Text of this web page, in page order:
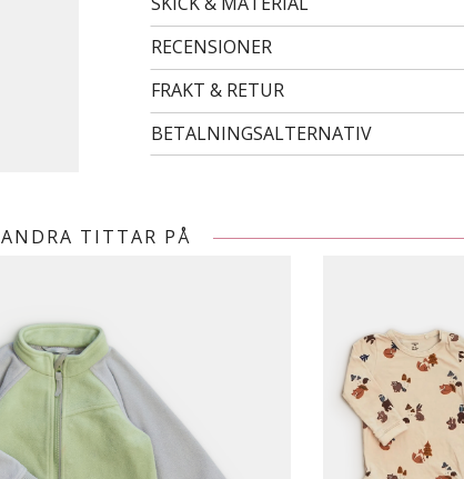
- STORLEK 122/128 -
RECENSIONER
FRAKT & RETUR
BETALNINGSALTERNATIV
ANDRA TITTAR PÅ